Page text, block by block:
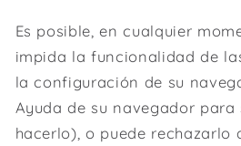
Es posible, en cualquier
impida la funcionalidad de
la configuración de su
Ayuda de su navegador para
hacerlo), o puede rechazarlo